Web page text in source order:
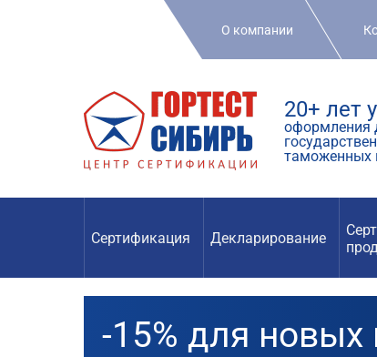
О компании
20+ лет
оформления
таможенных
Сертификация Декларирование
-15% для новых